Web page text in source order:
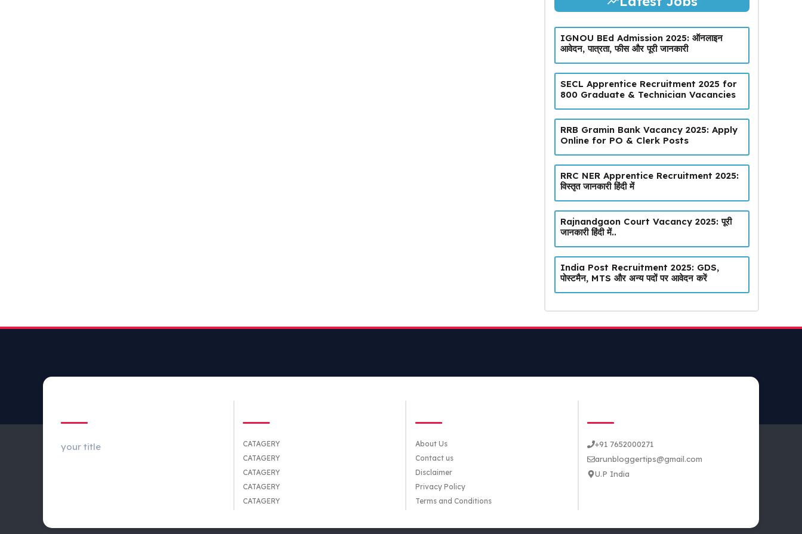
IGNOU BEd Admission 2025: ऑनलाइन
आवेदन, पात्रता, फीस और पूरी जानकारी
SECL Apprentice Recruitment 2025 for
800 Graduate & Technician Vacancies
RRB Gramin Bank Vacancy 2025: Apply
Online for PO & Clerk Posts
RRC NER Apprentice Recruitment 2025:
विस्तृत जानकारी हिंदी में
Rajnandgaon Court Vacancy 2025: पूरी
जानकारी हिंदी में..
India Post Recruitment 2025: GDS,
पोस्टमैन, MTS और अन्य पदों पर आवेदन करें
your title
CATAGERY
CATAGERY
CATAGERY
CATAGERY
CATAGERY
About Us
Contact us
Disclaimer
Privacy Policy
Terms and Conditions
+91 7652000271
arunbloggertips@gmail.com
U.P India